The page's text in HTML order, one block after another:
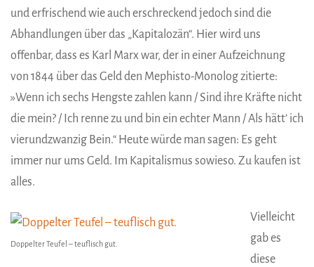
und erfrischend wie auch erschreckend jedoch sind die
Abhandlungen über das „Kapitalozän“. Hier wird uns
offenbar, dass es Karl Marx war, der in einer Aufzeichnung
von 1844 über das Geld den Mephisto-Monolog zitierte:
»Wenn ich sechs Hengste zahlen kann / Sind ihre Kräfte nicht
die mein? / Ich renne zu und bin ein echter Mann / Als hätt’ ich
vierundzwanzig Bein.“ Heute würde man sagen: Es geht
immer nur ums Geld. Im Kapitalismus sowieso. Zu kaufen ist
alles.
Doppelter Teufel – teuflisch gut.
Vielleicht
gab es
diese